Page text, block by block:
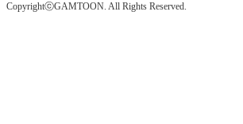
CopyrightⓒGAMTOON. All Rights Reserved.